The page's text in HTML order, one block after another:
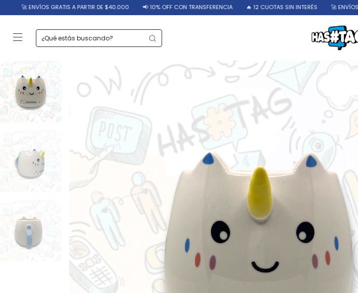
A PARTIR DE $40.000 📢 10% OFF CON TRANSFERENCIA 🔥 12 CUOTAS SIN INTERÉS 🚀 ENVÍOS GRATIS A PARTIR